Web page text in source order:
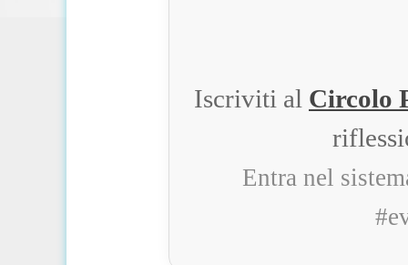
Iscriviti al Circolo
Entra nel